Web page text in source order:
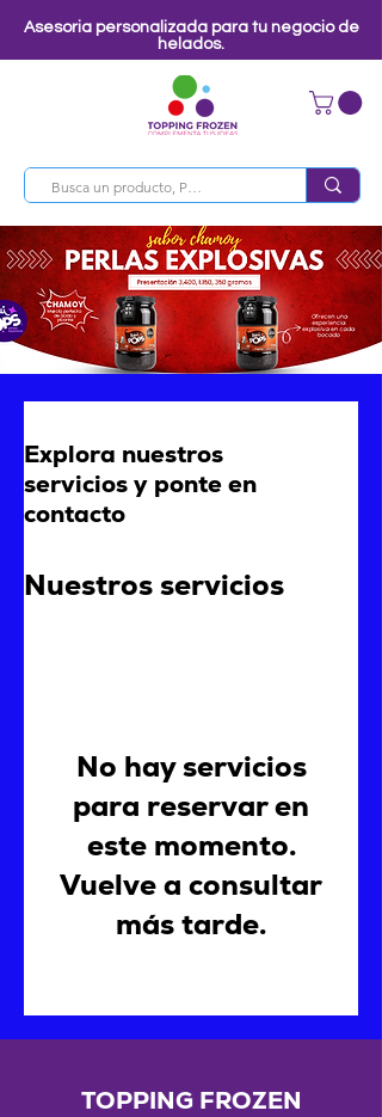
Asesoria personalizada para tu negocio de
helados.
Explora nuestros
servicios y ponte en
contacto
Nuestros servicios
No hay servicios
para reservar en
este momento.
Vuelve a consultar
más tarde.
TOPPING FROZEN